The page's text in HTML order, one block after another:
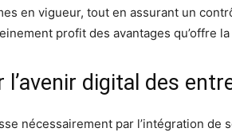
en vigueur, tout en assurant un
profit des avantages qu’offre
digital des
nécessairement par l’intégration